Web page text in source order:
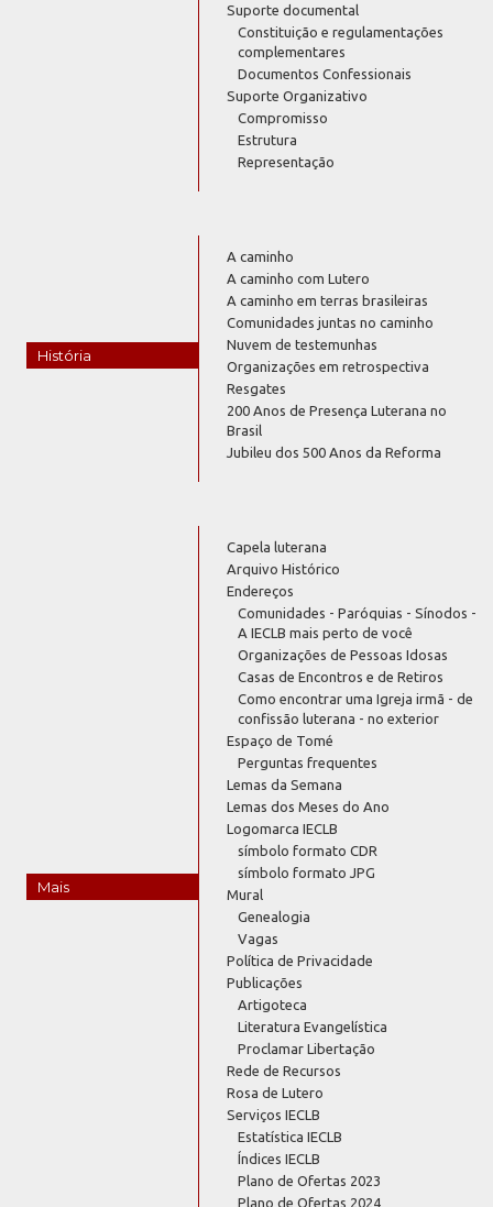
Suporte documental
Constituição e regulamentações
complementares
Documentos Confessionais
Suporte Organizativo
Compromisso
Estrutura
Representação
História
A caminho
A caminho com Lutero
A caminho em terras brasileiras
Comunidades juntas no caminho
Nuvem de testemunhas
Organizações em retrospectiva
Resgates
200 Anos de Presença Luterana no
Brasil
Jubileu dos 500 Anos da Reforma
Mais
Capela luterana
Arquivo Histórico
Endereços
Comunidades - Paróquias - Sínodos -
A IECLB mais perto de você
Organizações de Pessoas Idosas
Casas de Encontros e de Retiros
Como encontrar uma Igreja irmã - de
confissão luterana - no exterior
Espaço de Tomé
Perguntas frequentes
Lemas da Semana
Lemas dos Meses do Ano
Logomarca IECLB
símbolo formato CDR
símbolo formato JPG
Mural
Genealogia
Vagas
Política de Privacidade
Publicações
Artigoteca
Literatura Evangelística
Proclamar Libertação
Rede de Recursos
Rosa de Lutero
Serviços IECLB
Estatística IECLB
Índices IECLB
Plano de Ofertas 2023
Plano de Ofertas 2024